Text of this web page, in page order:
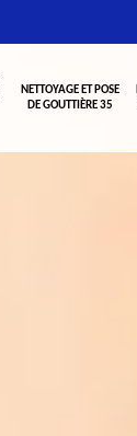
NETTOYAGE ET POSE
DE GOUTTIÈRE 35